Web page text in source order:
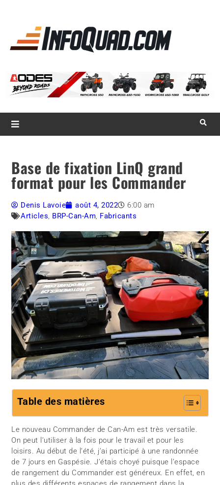
Magazine InfoQuad.com
Base de fixation LinQ grand
format pour les Commander
Denis Lavoie août 4, 2022
6:00 am
Articles, BRP-Can-Am, Fabricants
Table des matières
Le nouveau Commander de Can-Am est très versatile.
On peut l’utiliser à la fois pour le travail et pour les
loisirs. Au début de l’été, j’ai participé à une randonnée
de 7 jours en Gaspésie. J’étais choyé puisque l’espace
de rangement du Commander est généreux. En effet, en